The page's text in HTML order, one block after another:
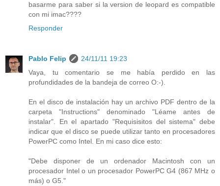
basarme para saber si la version de leopard es compatible
con mi imac????
Responder
Pablo Felip
24/11/11 19:23
Vaya, tu comentario se me había perdido en las
profundidades de la bandeja de correo O:-).
En el disco de instalación hay un archivo PDF dentro de la
carpeta "Instructions" denominado "Léame antes de
instalar". En el apartado "Requisisitos del sistema" debe
indicar que el disco se puede utilizar tanto en procesadores
PowerPC como Intel. En mi caso dice esto:
"Debe disponer de un ordenador Macintosh con un
procesador Intel o un procesador PowerPC G4 (867 MHz o
más) o G5."